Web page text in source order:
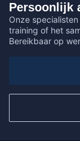
Persoonlijk
Onze
training of het
Bereikbaar op